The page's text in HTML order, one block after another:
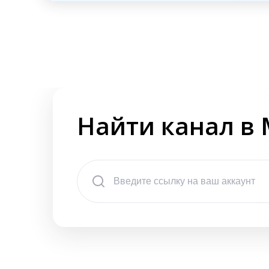
Найти канал в